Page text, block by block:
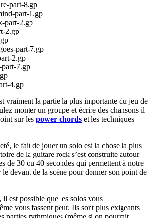
part-8.gp
part-1.gp
part-2.gp
2.gp
part-7.gp
2.gp
7.gp
4.gp
vraiment la partie la plus importante du jeu de
monter un groupe et écrire des chansons il
sur les power chords et les techniques
le fait de jouer un solo est la chose la plus
de la guitare rock s’est construite autour
de 30 ou 40 secondes qui permettent à notre
le devant de la scène pour donner son point de
il est possible que les solos vous
vous fassent peur. Ils sont plus exigeants